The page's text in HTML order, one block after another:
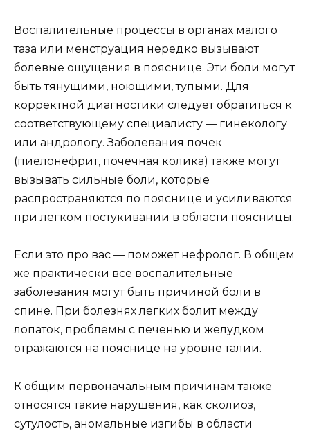
Воспалительные процессы в органах малого
таза или менструация нередко вызывают
болевые ощущения в пояснице. Эти боли могут
быть тянущими, ноющими, тупыми. Для
корректной диагностики следует обратиться к
соответствующему специалисту — гинекологу
или андрологу. Заболевания почек
(пиелонефрит, почечная колика) также могут
вызывать сильные боли, которые
распространяются по пояснице и усиливаются
при легком постукивании в области поясницы.
Если это про вас — поможет нефролог. В общем
же практически все воспалительные
заболевания могут быть причиной боли в
спине. При болезнях легких болит между
лопаток, проблемы с печенью и желудком
отражаются на пояснице на уровне талии.
К общим первоначальным причинам также
относятся такие нарушения, как сколиоз,
сутулость, аномальные изгибы в области